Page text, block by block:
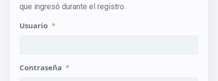
que ingresó durante el registro.
Usuario *
Contraseña *